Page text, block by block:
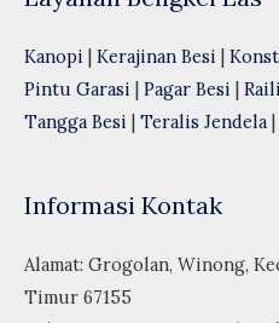
Kanopi Kerajinan Besi
Pintu Garasi
Pagar Besi
Tangga Besi
Teralis Jendela
Informasi Kontak
Alamat: Grogolan, Winong,
Timur 67155